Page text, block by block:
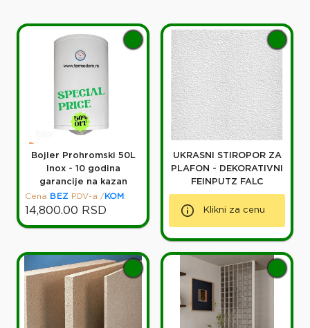
Bojler Prohromski 50L
Inox - 10 godina
garancije na kazan
Cena
BEZ PDV-a / KOM :
14,800.00 RSD
UKRASNI STIROPOR ZA
PLAFON - DEKORATIVNI
FEINPUTZ FALC
Klikni za cenu